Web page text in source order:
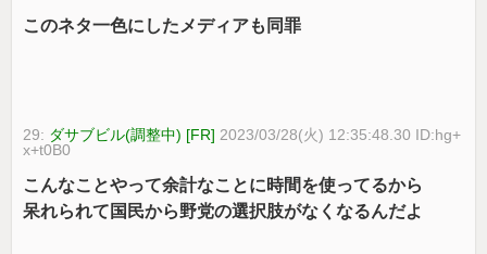
このネタ一色にしたメディアも同罪
29: ダサブビル(調整中) [FR] 2023/03/28(火) 12:35:48.30 ID:hg+
x+t0B0
こんなことやって余計なことに時間を使ってるから
呆れられて国民から野党の選択肢がなくなるんだよ